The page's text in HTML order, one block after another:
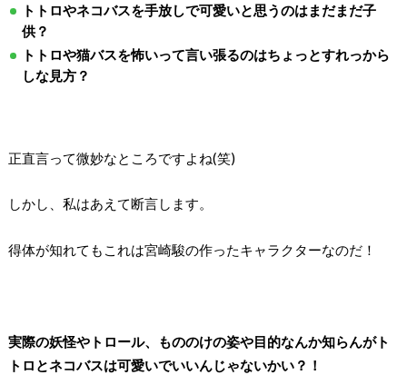
トトロやネコバスを手放しで可愛いと思うのはまだまだ子
供？
トトロや猫バスを怖いって言い張るのはちょっとすれっから
しな見方？
正直言って微妙なところですよね(笑)
しかし、私はあえて断言します。
得体が知れてもこれは宮崎駿の作ったキャラクターなのだ！
実際の妖怪やトロール、もののけの姿や目的なんか知らんがト
トロとネコバスは可愛いでいいんじゃないかい？！